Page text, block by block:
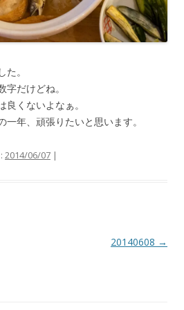
。
だけどね。
くないよなぁ。
年、頑張りたいと思います。
2014/06/07 |
20140608 →